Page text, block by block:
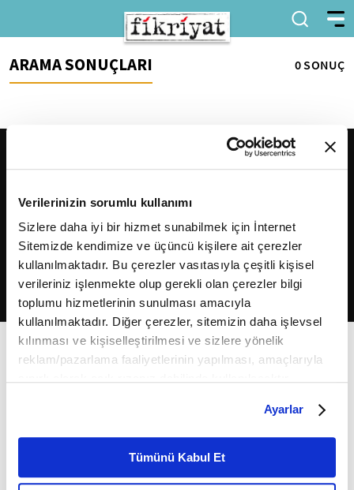
Verilerinizin sorumlu kullanımı
Sizlere daha iyi bir hizmet sunabilmek için İnternet
Sitemizde kendimize ve üçüncü kişilere ait çerezler
kullanılmaktadır. Bu çerezler vasıtasıyla çeşitli kişisel
verileriniz işlenmekte olup gerekli olan çerezler bilgi
toplumu hizmetlerinin sunulması amacıyla
kullanılmaktadır. Diğer çerezler, sitemizin daha işlevsel
kılınması ve kişiselleştirilmesi ve sizlere yönelik
reklam/pazarlama faaliyetlerinin yapılması, amaçlarıyla
belirleyebilirsiniz. Çerezlere ilişkin detaylı bilgi için
Ayarlar butonuna tıklayabilir,Çerez Bilgilendirme
Metnimizi ziyaret edebilirsiniz.
6698 sayılı Kişisel Verilerin Korunması Kanunu uyarınca
Ayarlar
Tümünü Kabul Et
ARAMA SONUÇLARI 0 SONUÇ
2026Fikriyat. Tüm hakları saklıdır.